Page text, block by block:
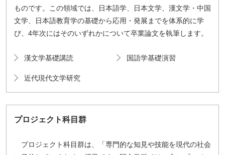
ものです。この領域では、日本語学、日本文学、漢文学・中国
文学、日本語教育学の基礎から応用・発展までを体系的に学
び、4年次にはそのいずれかについて卒業論文を執筆します。
漢文学基礎講読 国語学基礎演習
近代現代文学研究
プロジェクト科目群
プロジェクト科目群は、「専門的な知見や技能を現代の社会